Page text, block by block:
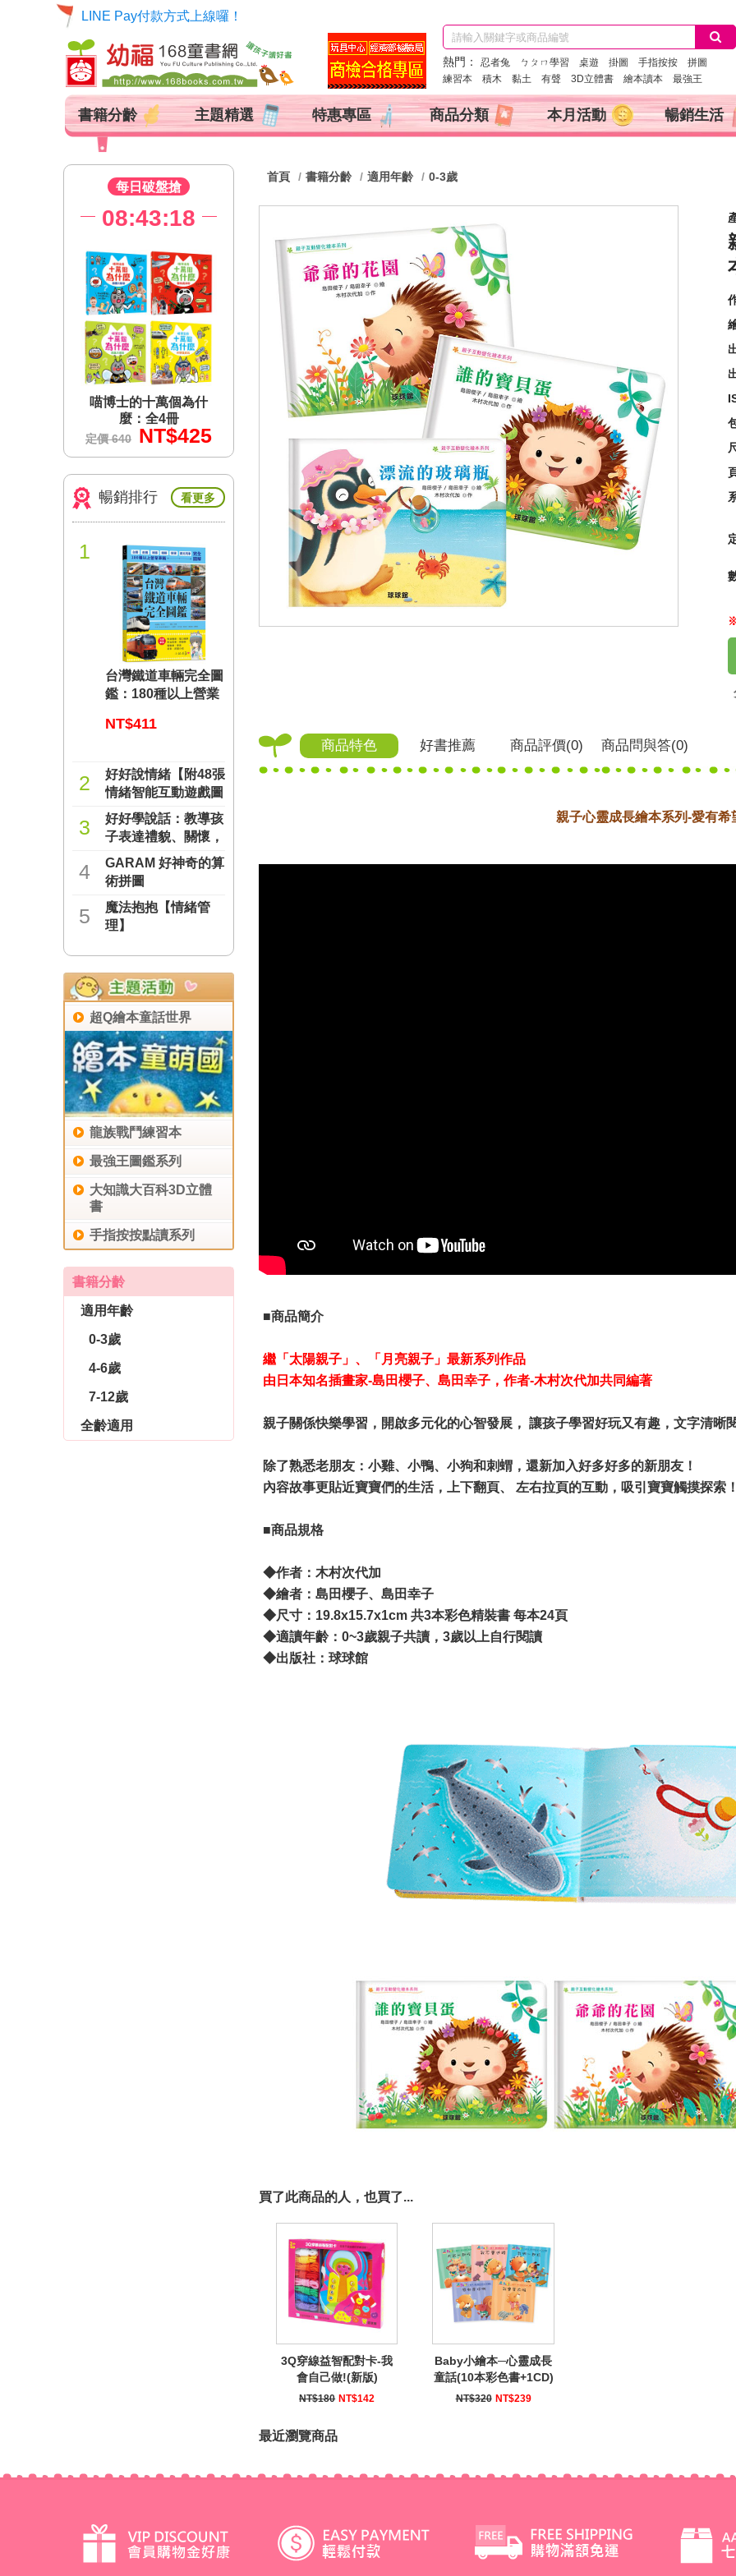
熱門： 忍者兔 ㄅㄆㄇ學習 桌遊 掛圖 手指按按 拼圖
練習本 積木 黏土 有聲 3D立體書 繪本讀本 最強王
LINE Pay付款方式上線囉！
書籍分齡 主題精選 特惠專區 商品分類 本月活動 暢銷生活
每日破盤搶
08:43:17
喵博士的十萬個為什
麼：全4冊
定價 640 NT$425
喵博士的十萬個為什
麼：全4冊
定價 640 NT$425
暢銷排行 看更多
1
台灣鐵道車輛完全圖
鑑：180種以上營業
NT$411
2
好好說情緒【附48張
情緒智能互動遊戲圖
卡】
NT$277
3
好好學說話：教導孩
子表達禮貌、關懷，
避免衝突的溝通方法
（附18張好人緣互動
遊戲圖卡）
NT$237
4
GARAM 好神奇的算
術拼圖
NT$221
5
魔法抱抱【情緒管
理】
NT$221
超Q繪本童話世界
龍族戰鬥練習本
最強王圖鑑系列
大知識大百科3D立體
書
手指按按點讀系列
書籍分齡
適用年齡
0-3歲
4-6歲
7-12歲
全齡適用
首頁 書籍分齡 適用年齡 0-3歲
商品特色 好書推薦 商品評價(0) 商品問與答(0)
親子心靈成長繪本系列-愛有希
■商品簡介
繼「太陽親子」、「月亮親子」最新系列作品
由日本知名插畫家-島田櫻子、島田幸子，作者-木村次代加共同編著
親子關係快樂學習，開啟多元化的心智發展， ​讓孩子學習好玩又有趣，文字清晰
除了熟悉老朋友：小雞、小鴨、小狗和刺蝟，還新加入好多好多的新朋友！
內容故事更貼近寶寶們的生活，上下翻頁、 左右拉頁的互動，吸引寶寶觸摸探索
■商品規格
◆作者：木村次代加
◆繪者：島田櫻子、島田幸子
◆尺寸：19.8x15.7x1cm 共3本彩色精裝書 每本24頁
◆適讀年齡：0~3歲親子共讀，3歲以上自行閱讀
◆出版社：球球館
買了此商品的人，也買了...
3Q穿線益智配對卡-我
會自己做!(新版)
NT$180 NT$142
Baby小繪本─心靈成長
童話(10本彩色書+1CD)
NT$320 NT$239
最近瀏覽商品